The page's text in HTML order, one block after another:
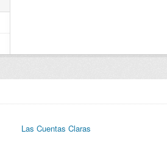
Las Cuentas Claras